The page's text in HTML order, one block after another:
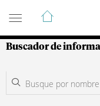
Guía de
Buscador de